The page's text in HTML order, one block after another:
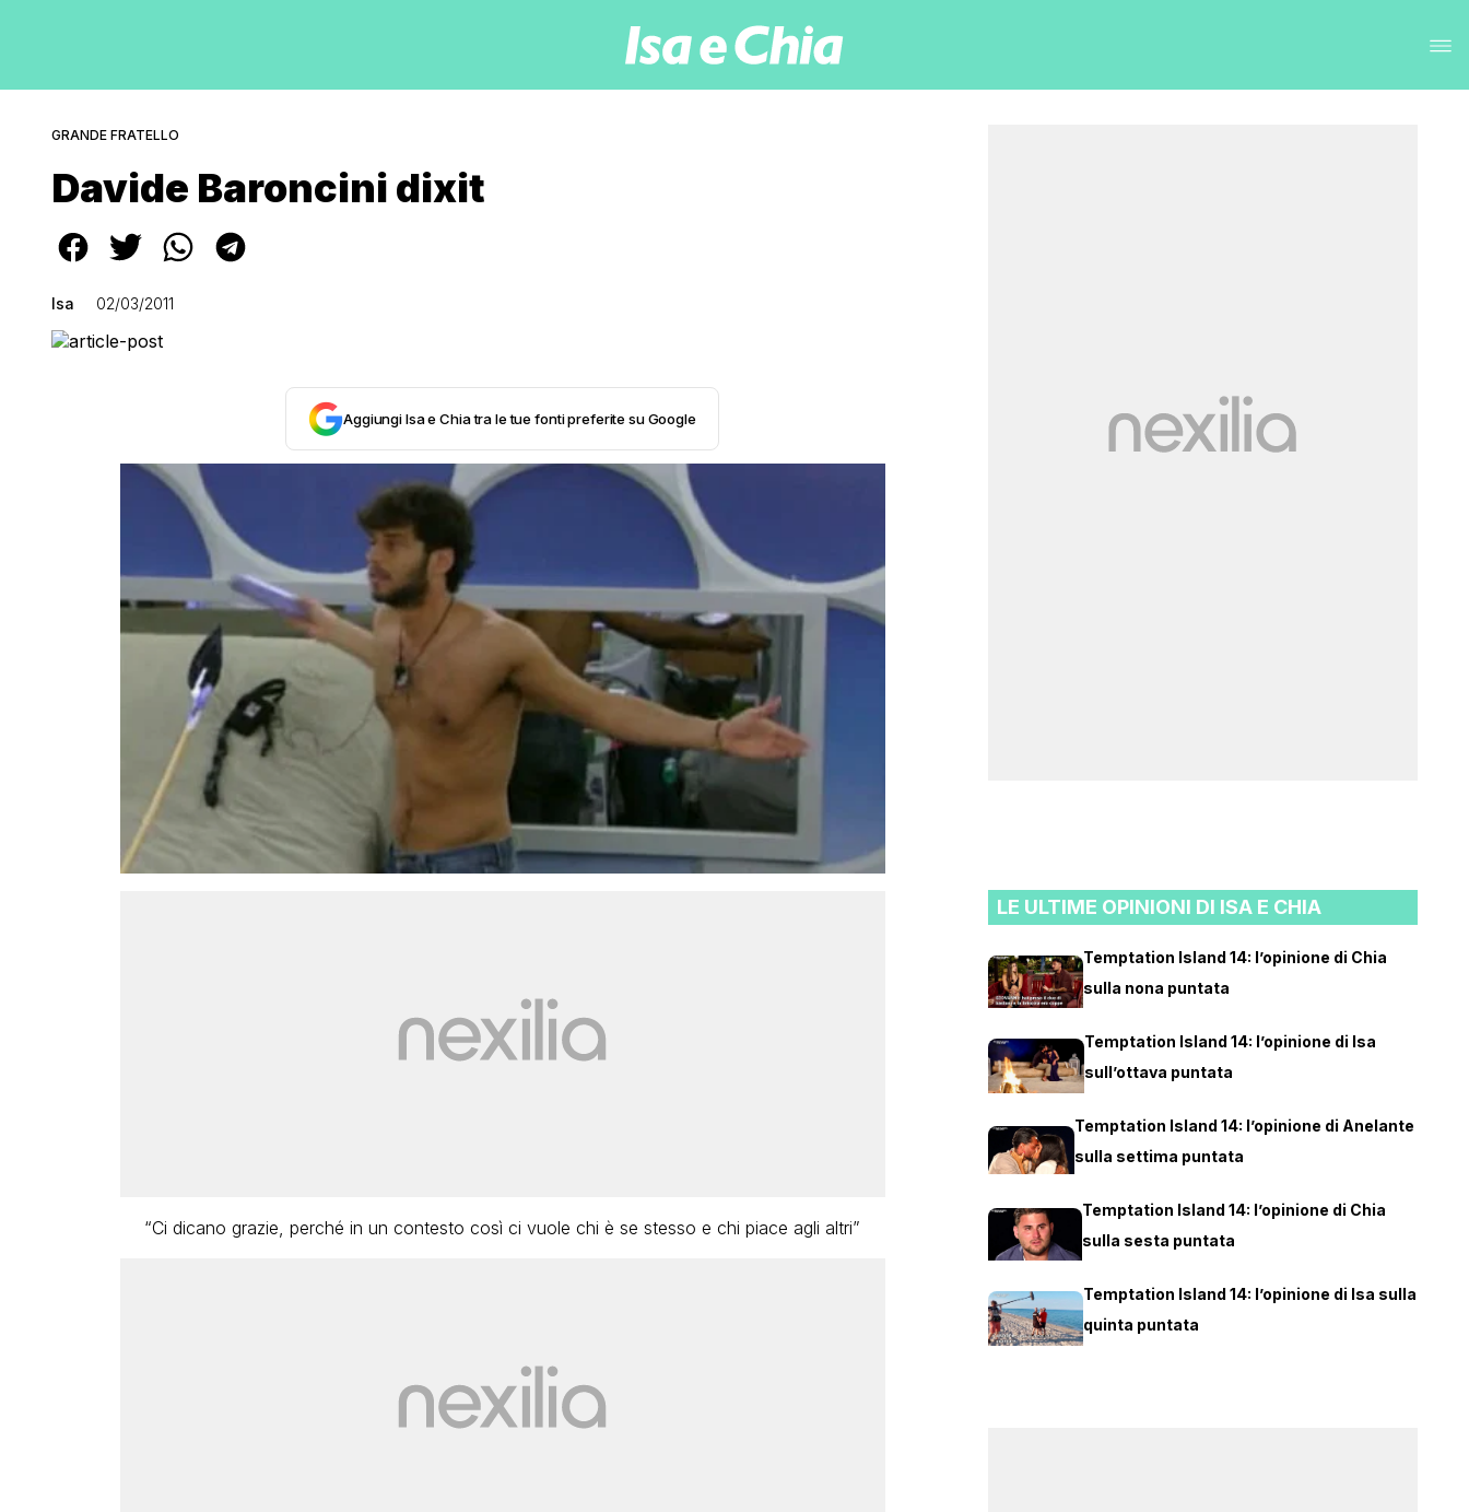
GRANDE FRATELLO
Davide Baroncini dixit
Isa 02/03/2011
Aggiungi Isa e Chia tra le tue fonti preferite su Google
“Ci dicano grazie, perché in un contesto così ci vuole chi è se stesso e chi piace agli altri”
LE ULTIME OPINIONI DI ISA E CHIA
Temptation Island 14: l’opinione di Chia
sulla nona puntata
Temptation Island 14: l’opinione di Isa
sull’ottava puntata
Temptation Island 14: l’opinione di Anelante
sulla settima puntata
Temptation Island 14: l’opinione di Chia
sulla sesta puntata
Temptation Island 14: l’opinione di Isa sulla
quinta puntata